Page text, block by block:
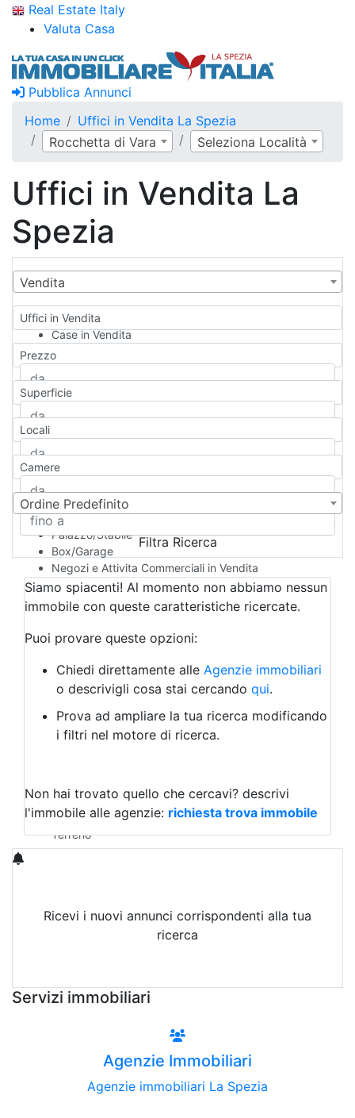
Real Estate Italy
Valuta Casa
Pubblica Annunci
Home
Uffici in Vendita La Spezia
Rocchetta di Vara
Seleziona Località
Uffici in Vendita La
Spezia
Vendita
Uffici in Vendita
Case in Vendita
Qualsiasi
Appartamento
Casa indipendente
Casa Semi-indipendente
Attico/Mansarda
Rustico/Casale
Camera d'Albergo
Multiproprietà
Palazzo/Stabile
Box/Garage
Negozi e Attivita Commerciali in Vendita
Qualsiasi
Attività/Licenza Commerciale
Azienda Agricola
Bar/Ristorante
Albergo
Laboratorio Artigianale
Negozio/locale commerciale
Agriturismo
Magazzini
Qualsiasi
Terreno edificabile
Terreno
Prezzo
Superficie
Locali
Camere
Ordine Predefinito
Filtra Ricerca
Siamo spiacenti! Al momento non abbiamo nessun
immobile con queste caratteristiche ricercate.
Puoi provare queste opzioni:
Chiedi direttamente alle Agenzie immobiliari
o descrivigli cosa stai cercando qui.
Prova ad ampliare la tua ricerca modificando
i filtri nel motore di ricerca.
Non hai trovato quello che cercavi? descrivi
l'immobile alle agenzie: richiesta trova immobile
Ricevi i nuovi annunci corrispondenti alla tua
ricerca
Servizi immobiliari
Agenzie Immobiliari
Agenzie immobiliari La Spezia